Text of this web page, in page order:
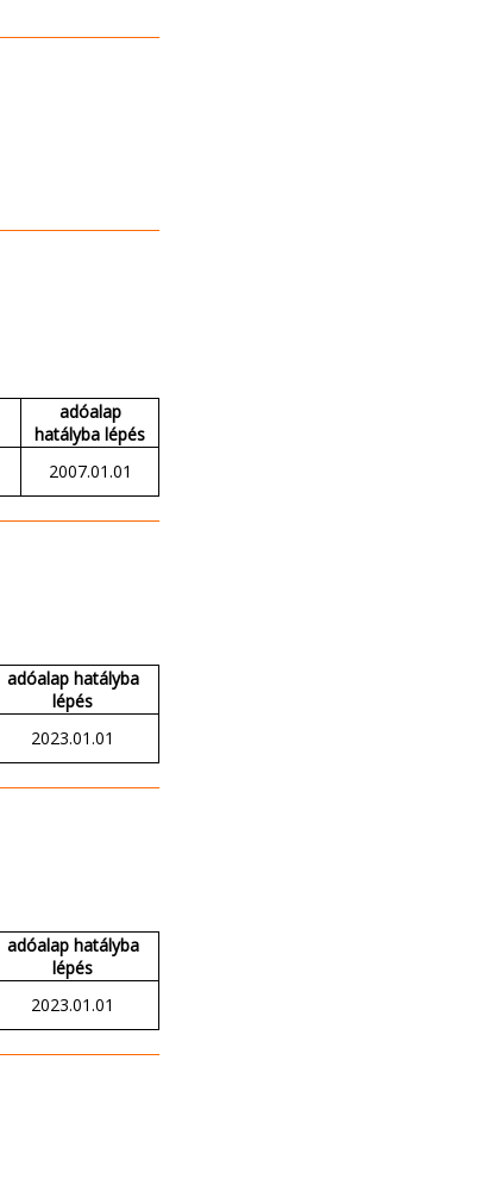
adóalap
hatályba lépés
2007.01.01
adóalap hatályba
lépés
2023.01.01
adóalap hatályba
lépés
2023.01.01